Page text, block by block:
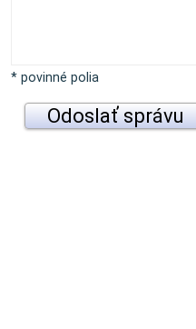
* povinné polia